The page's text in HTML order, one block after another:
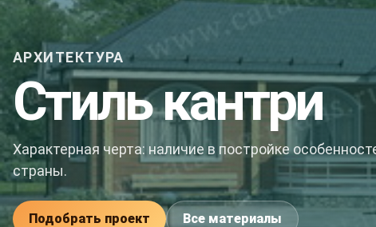
АРХИТЕКТУРА
Стиль кантри
Характерная черта: наличие в постройке
страны.
Подобрать проект Все материалы